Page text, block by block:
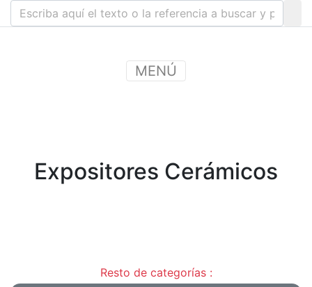
MENÚ
Expositores Cerámicos
Resto de categorías :